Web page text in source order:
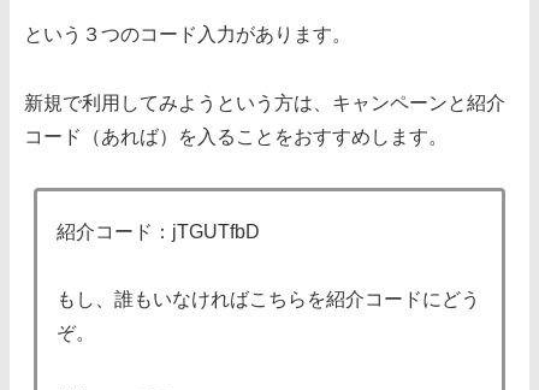
という３つのコード入力があります。
新規で利用してみようという方は、キャンペーンと紹介
コード（あれば）を入ることをおすすめします。
紹介コード：jTGUTfbD
もし、誰もいなければこちらを紹介コードにどう
ぞ。